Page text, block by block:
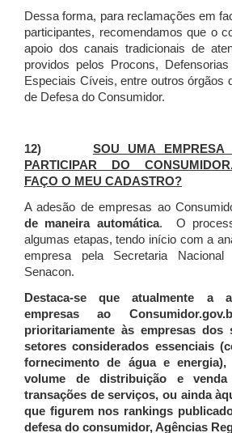
Dessa forma, para reclamações em
participantes, recomendamos que o
apoio dos canais tradicionais de
providos pelos Procons,
Especiais Cíveis, entre outros órgãos
de Defesa do Consumidor.
12) SOU UMA
PARTICIPAR DO
FAÇO O MEU CADASTRO?
A adesão de empresas ao
de maneira automática. O
algumas etapas, tendo início com a
empresa pela Secretaria
Senacon.
Destaca-se que atualmente a
empresas ao
prioritariamente às empresas dos
setores considerados essenciais
fornecimento de água e
volume de distribuição e
transações de serviços, ou ainda
que figurem nos rankings
defesa do consumidor, Agências